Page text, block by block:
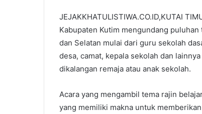
JEJAKKHATULISTIWA.CO.ID,KUTAI
Kabupaten Kutim mengundang
dan Selatan mulai dari guru sekolah
desa, camat, kepala sekolah dan
dikalangan remaja atau anak sekolah.
Acara yang mengambil tema rajin
yang memiliki makna untuk